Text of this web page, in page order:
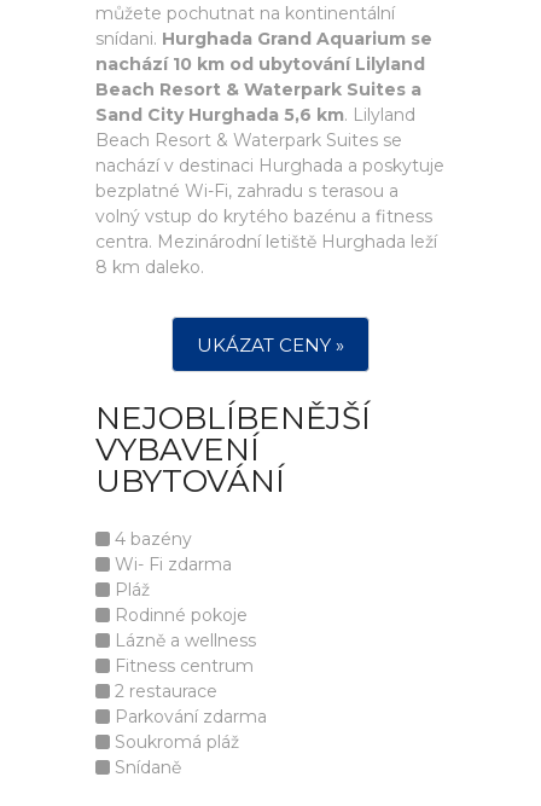
můžete pochutnat na kontinentální
snídani. Hurghada Grand Aquarium se
nachází 10 km od ubytování Lilyland
Beach Resort & Waterpark Suites a
Sand City Hurghada 5,6 km. Lilyland
Beach Resort & Waterpark Suites se
nachází v destinaci Hurghada a poskytuje
bezplatné Wi-Fi, zahradu s terasou a
volný vstup do krytého bazénu a fitness
centra. Mezinárodní letiště Hurghada leží
8 km daleko.
UKÁZAT CENY »
NEJOBLÍBENĚJŠÍ
VYBAVENÍ
UBYTOVÁNÍ
4 bazény
Wi- Fi zdarma
Pláž
Rodinné pokoje
Lázně a wellness
Fitness centrum
2 restaurace
Parkování zdarma
Soukromá pláž
Snídaně